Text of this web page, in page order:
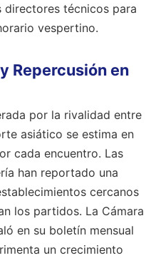
técnicos para
vespertino.
Repercusión en
por la rivalidad entre
asiático se estima en
cada encuentro. Las
han reportado una
cercanos
los partidos. La Cámara
en su boletín mensual
un crecimiento